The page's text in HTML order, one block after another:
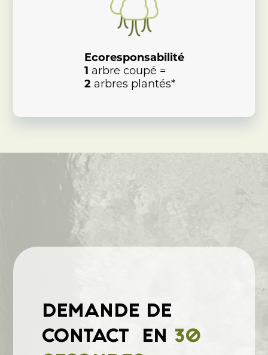
Ecoresponsabilité
1 arbre coupé =
2arbres plantés*
DEMANDE DE
CONTACT EN 30